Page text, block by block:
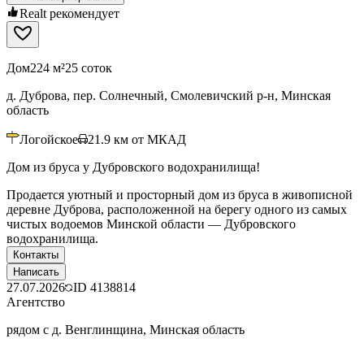
Realt рекомендует
Дом224 м²25 соток
д. Дуброва, пер. Солнечный, Смолевичский р-н, Минская
область
Логойское 21.9 км от МКАД
Дом из бруса у Дубровского водохранилища!
Продается уютный и просторный дом из бруса в живописной
деревне Дуброва, расположенной на берегу одного из самых
чистых водоемов Минской области — Дубровского
водохранилища.
Контакты
Написать
27.07.2026 ID 4138814
Агентство
рядом с д. Венглинщина, Минская область